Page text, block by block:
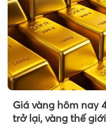
Giá vàng hôm nay
trở lại, vàng thế